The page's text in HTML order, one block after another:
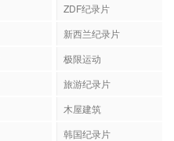
ZDF纪录片
新西兰纪录片
极限运动
旅游纪录片
木屋建筑
韩国纪录片